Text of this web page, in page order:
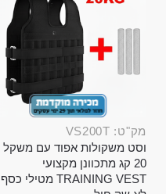
מק"ט: VS200T
וסט משקולות אפוד עם משקל
20 קג מתכוונן מקצועי
TRAINING VEST מטילי כסף